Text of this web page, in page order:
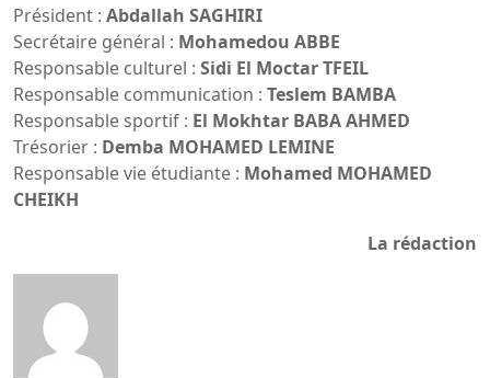
Président : Abdallah SAGHIRI
Secrétaire général : Mohamedou ABBE
Responsable culturel : Sidi El Moctar TFEIL
Responsable communication : Teslem BAMBA
Responsable sportif : El Mokhtar BABA AHMED
Trésorier : Demba MOHAMED LEMINE
Responsable vie étudiante : Mohamed MOHAMED
CHEIKH
La rédaction